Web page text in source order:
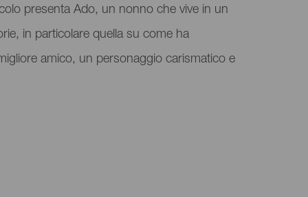
presenta Ado, un nonno che vive in un
in particolare quella su come ha
amico, un personaggio carismatico e